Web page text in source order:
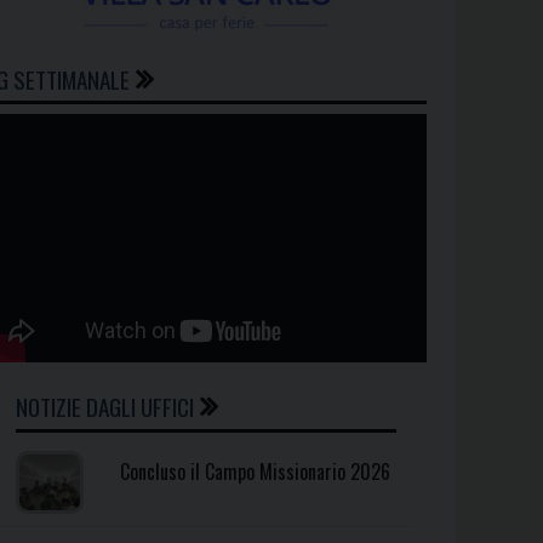
SETTIMANALE
NOTIZIE DAGLI UFFICI
Concluso il Campo Missionario 2026